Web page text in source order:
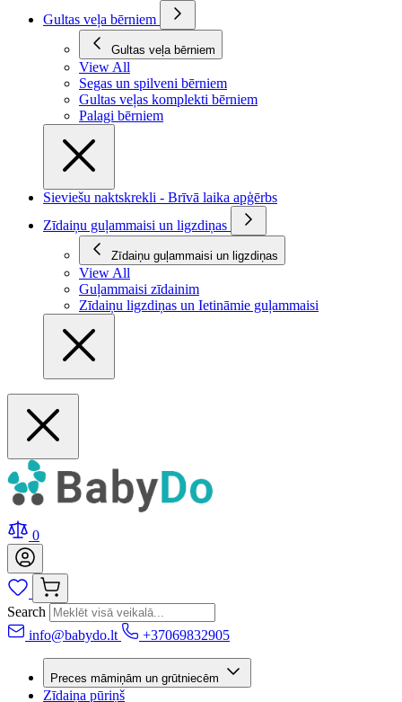
Gultas veļa bērniem
Gultas veļa bērniem
View All
Segas un spilveni bērniem
Gultas veļas komplekti bērniem
Palagi bērniem
Sieviešu naktskrekli - Brīvā laika apģērbs
Zīdaiņu guļammaisi un ligzdiņas
Zīdaiņu guļammaisi un ligzdiņas
View All
Guļammaisi zīdainim
Zīdaiņu ligzdiņas un Ietināmie guļammaisi
0
Search
info@babydo.lt
+37069832905
Preces māmiņām un grūtniecēm
Zīdaiņa pūriņš